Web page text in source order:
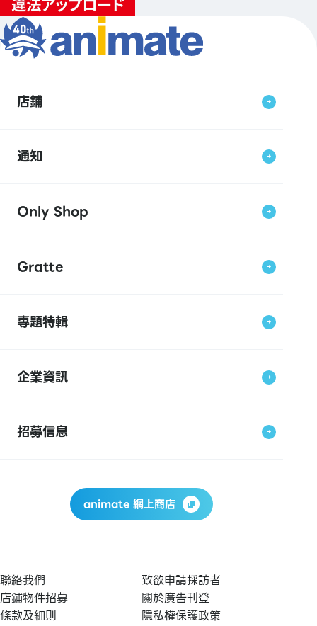
店鋪
通知
Only Shop
Gratte
專題特輯
企業資訊
招募信息
animate 網上商店
聯絡我們
致欲申請採訪者
店鋪物件招募
關於廣告刊登
條款及細則
隱私權保護政策